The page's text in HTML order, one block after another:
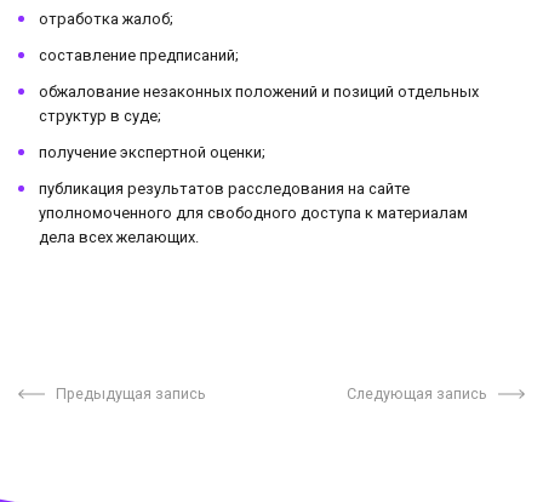
отработка жалоб;
составление предписаний;
обжалование незаконных положений и позиций отдельных
структур в суде;
получение экспертной оценки;
публикация результатов расследования на сайте
уполномоченного для свободного доступа к материалам
дела всех желающих.
Предыдущая запись Следующая запись